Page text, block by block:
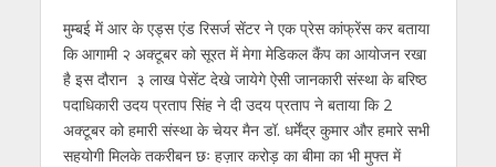
मुम्बई में आर के एड्स एंड रिसर्ज सेंटर ने एक प्रेस कांफ्रेंस कर बताया
कि आगामी २ अक्टूबर को सूरत में मेगा मेडिकल कैंप का आयोजन रखा
है इस दौरान ३ लाख पेसेंट देखे जायेगे ऐसी जानकारी संस्था के बरिष्ठ
पदाधिकारी उदय प्रताप सिंह ने दी उदय प्रताप ने बताया कि 2
अक्टूबर को हमारी संस्था के चेयर मैन डॉ. धर्मेंद्र कुमार और हमारे सभी
सहयोगी मिलके तकरीबन छः हज़ार करोड़ का बीमा का भी मुफ्त में